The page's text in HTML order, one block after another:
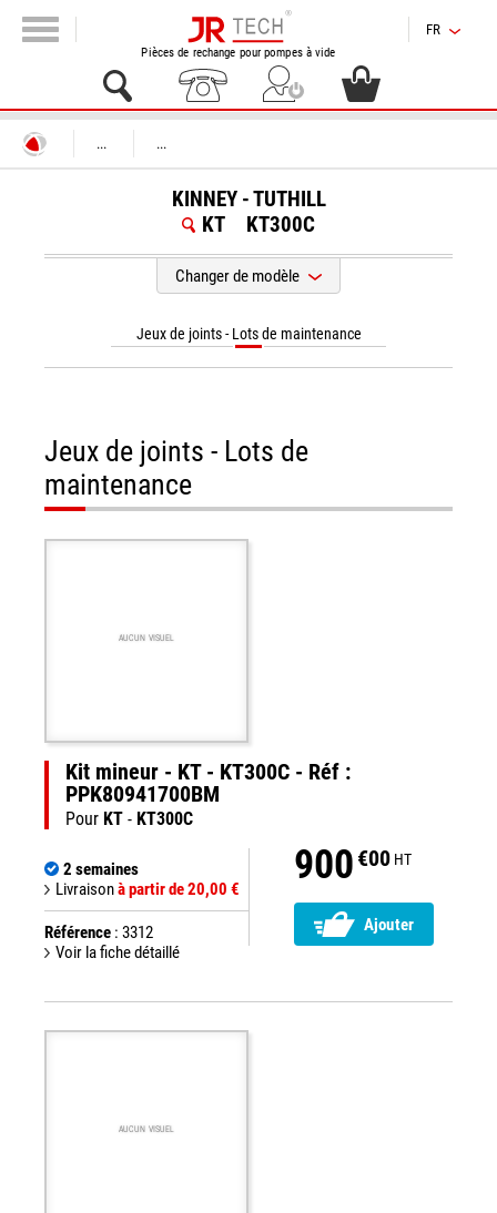
Pièces de rechange pour pompes à vide
FR
... ...
KINNEY - TUTHILL
KT
KT300C
Changer de modèle
Jeux de joints - Lots de maintenance
Jeux de joints - Lots de
maintenance
AUCUN VISUEL
Kit mineur - KT - KT300C - Réf :
PPK80941700BM
Pour KT - KT300C
2 semaines
Livraisonà partir de 20,00 €
Référence : 3312
Voir la fiche détaillé
900 €00 HT
Ajouter
AUCUN VISUEL